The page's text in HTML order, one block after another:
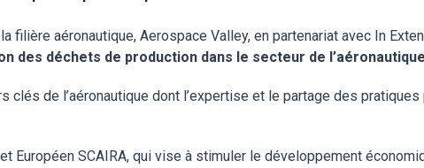
filière aéronautique, Aerospace Valley, en partenariat avec In
des déchets de production dans le secteur de l’aéronautique
clés de l’aéronautique dont l’expertise et le partage des
Européen SCAIRA, qui vise à stimuler le développement